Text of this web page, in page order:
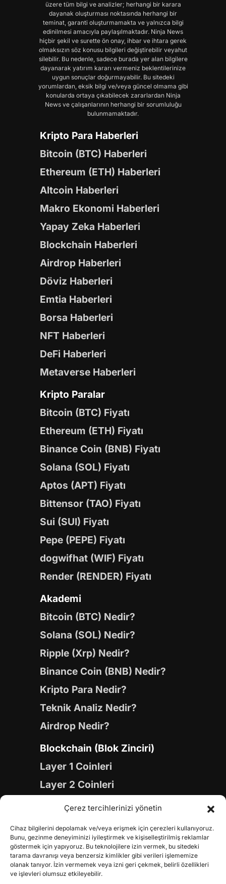
Çerez tercihlerinizi yönetin
Cihaz bilgilerini depolamak ve/veya erişmek için çerezleri kullanıyoruz.
Bunu, gezinme deneyiminizi iyileştirmek ve kişiselleştirilmiş reklamlar
göstermek için yapıyoruz. Bu teknolojilere izin vermek, bu sitedeki
tarama davranışı veya benzersiz kimlikler gibi verileri işlememize
olanak tanıyor. İzin vermemek veya izni geri çekmek, belirli özellikleri
ve işlevleri olumsuz etkileyebilir.
üzere tüm bilgi ve analizler; herhangi bir karara
dayanak oluşturması noktasında herhangi bir
teminat, garanti oluşturmamakta ve yalnızca bilgi
edinilmesi amacıyla paylaşılmaktadır. Ninja News
hiçbir şekil ve surette ön onay, ihbar ve ihtara gerek
olmaksızın söz konusu bilgileri değiştirebilir veyahut
silebilir. Bu nedenle, sadece burada yer alan bilgilere
dayanarak yatırım kararı vermeniz beklentilerinize
uygun sonuçlar doğurmayabilir. Bu sitedeki
yorumlardan, eksik bilgi ve/veya güncel olmama gibi
konularda ortaya çıkabilecek zararlardan Ninja
News ve çalışanlarının herhangi bir sorumluluğu
bulunmamaktadır.
Kripto Para Haberleri
Bitcoin (BTC) Haberleri
Ethereum (ETH) Haberleri
Altcoin Haberleri
Makro Ekonomi Haberleri
Yapay Zeka Haberleri
Blockchain Haberleri
Airdrop Haberleri
Döviz Haberleri
Emtia Haberleri
Borsa Haberleri
NFT Haberleri
DeFi Haberleri
Metaverse Haberleri
Kripto Paralar
Bitcoin (BTC) Fiyatı
Ethereum (ETH) Fiyatı
Binance Coin (BNB) Fiyatı
Solana (SOL) Fiyatı
Aptos (APT) Fiyatı
Bittensor (TAO) Fiyatı
Sui (SUI) Fiyatı
Pepe (PEPE) Fiyatı
dogwifhat (WIF) Fiyatı
Render (RENDER) Fiyatı
Akademi
Bitcoin (BTC) Nedir?
Solana (SOL) Nedir?
Ripple (Xrp) Nedir?
Binance Coin (BNB) Nedir?
Kripto Para Nedir?
Teknik Analiz Nedir?
Airdrop Nedir?
Blockchain (Blok Zinciri)
Layer 1 Coinleri
Layer 2 Coinleri
Yapay Zeka (AI) Coinleri
Gaming Coinleri
RWA Coinleri
DeFi Coinleri